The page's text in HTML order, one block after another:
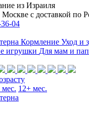
из Израиля
с доставкой по
04
Кормление Уход и
игрушки Для мам и пап
мес. 12+ мес.